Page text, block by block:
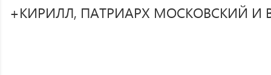
+КИРИЛЛ, ПАТРИАРХ МОСКОВСКИЙ И